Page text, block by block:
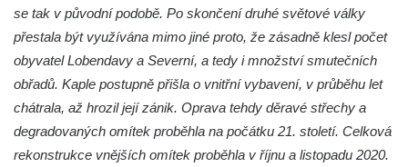
Křížová cesta Římov – XXII. kaple – Šimon
Cyrénský pomáhá Ježíši nést kříž
Křížová cesta Římov – XXI. kaple –
Popravní brána
Křížová cesta Římov – XX. kaple – Svatá
Veronika potkává Ježíše a utírá mu do své
roušky pot z tváře
se tak v původní podobě. Po skončení druhé světové války
přestala být využívána mimo jiné proto, že zásadně klesl počet
obyvatel Lobendavy a Severní, a tedy i množství smutečních
obřadů. Kaple postupně přišla o vnitřní vybavení, v průběhu let
chátrala, až hrozil její zánik. Oprava tehdy děravé střechy a
degradovaných omítek proběhla na počátku 21. století. Celková
rekonstrukce vnějších omítek proběhla v říjnu a listopadu 2020.